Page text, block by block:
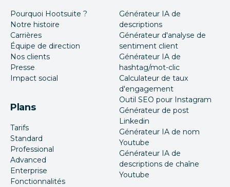
Pourquoi Hootsuite ?
Notre histoire
Carrières
Équipe de direction
Nos clients
Presse
Impact social
Plans
Tarifs
Standard
Professional
Advanced
Enterprise
Fonctionnalités
Générateur IA de
descriptions
Générateur d'analyse de
sentiment client
Générateur IA de
hashtag/mot-clic
Calculateur de taux
d'engagement
Outil SEO pour Instagram
Générateur de post
Linkedin
Générateur IA de nom
Youtube
Générateur IA de
descriptions de chaîne
Youtube